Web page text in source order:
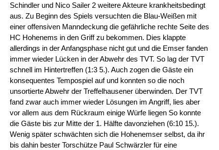
Schindler und Nico Sailer 2 weitere Akteure krankheitsbedingt
aus. Zu Beginn des Spiels versuchten die Blau-Weißen mit
einer offensiven Manndeckung die gefährliche rechte Seite des
HC Hohenems in den Griff zu bekommen. Dies klappte
allerdings in der Anfangsphase nicht gut und die Emser fanden
immer wieder Lücken in der Abwehr des TVT. So lag der TVT
schnell im Hintertreffen (1:3 5.). Auch zogen die Gäste ein
konsequentes Tempospiel auf und konnten so die noch
unsortierte Abwehr der Treffelhausener überwinden. Der TVT
fand zwar auch immer wieder Lösungen im Angriff, lies aber
vor allem aus dem Rückraum einige Würfe liegen So konnte
die Gäste bis zur Mitte der 1. Hälfte davonziehen (6:10 15.).
Wenig später schwächten sich die Hohenemser selbst, da ihr
bis dahin bester Torschütze Paul Schwärzler für eine